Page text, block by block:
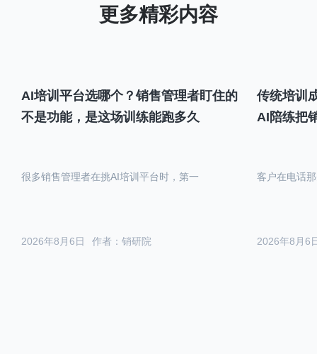
AI培训平台选哪个？销售管理者盯住的
不是功能，是这场训练能跑多久
作者：销研院
2026年8月6日
很多销售管理者在挑AI培训平台时，第一
传统培训
AI陪练把
2026年8月6
客户在电话